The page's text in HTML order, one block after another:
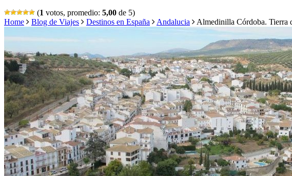
(1 votos, promedio: 5,00 de 5)
Home
Blog de Viajes Destinos en España Andalucia Almedinilla Córdoba. Tierra